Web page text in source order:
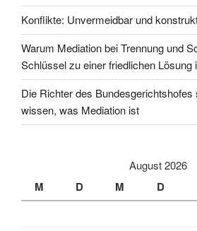
Konflikte: Unvermeidbar und
Warum Mediation bei Trennung und
Schlüssel zu einer friedlichen Lösung
Die Richter des Bundesgerichtshofes
wissen, was Mediation ist
August 2026
M D M D